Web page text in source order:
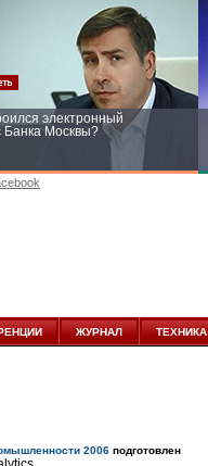
электронный
Банка Москвы?
ЖУРНАЛ ТЕХНИКА
2006 подготовлен